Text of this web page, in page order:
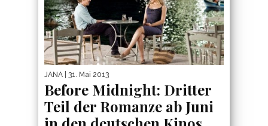
JANA | 31. Mai 2013
Before Midnight: Dritter
Teil der Romanze ab Juni